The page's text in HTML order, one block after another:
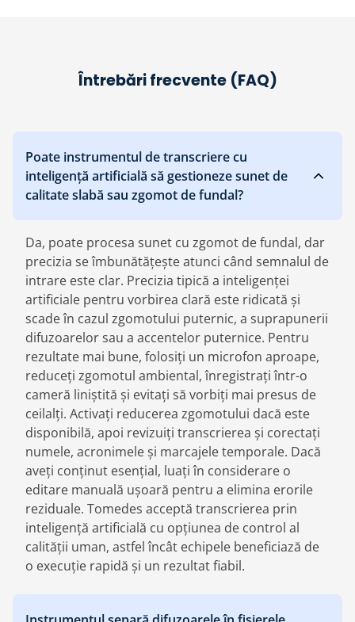
Întrebări frecvente (FAQ)
Poate instrumentul de transcriere cu
inteligență artificială să gestioneze sunet de
calitate slabă sau zgomot de fundal?
Da, poate procesa sunet cu zgomot de fundal, dar
precizia se îmbunătățește atunci când semnalul de
intrare este clar. Precizia tipică a inteligenței
artificiale pentru vorbirea clară este ridicată și
scade în cazul zgomotului puternic, a suprapunerii
difuzoarelor sau a accentelor puternice. Pentru
rezultate mai bune, folosiți un microfon aproape,
reduceți zgomotul ambiental, înregistrați într-o
cameră liniștită și evitați să vorbiți mai presus de
ceilalți. Activați reducerea zgomotului dacă este
disponibilă, apoi revizuiți transcrierea și corectați
numele, acronimele și marcajele temporale. Dacă
aveți conținut esențial, luați în considerare o
editare manuală ușoară pentru a elimina erorile
reziduale. Tomedes acceptă transcrierea prin
inteligență artificială cu opțiunea de control al
calității uman, astfel încât echipele beneficiază de
o execuție rapidă și un rezultat fiabil.